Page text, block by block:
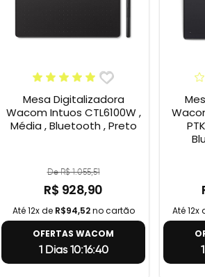
Mesa Digitalizadora
Wacom Intuos CTL6100W ,
Média , Bluetooth , Preto
De R$ 1.055,51
R$ 928,90
Até 12x de R$94,52no cartão
OFERTAS WACOM
1 Dias 10:16:39
Até 12x